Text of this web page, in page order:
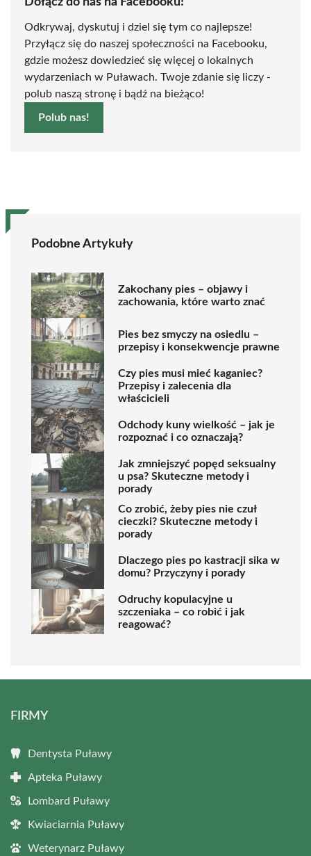
Odkrywaj, dyskutuj i dziel się tym co najlepsze!
Przyłącz się do naszej społeczności na Facebooku,
gdzie możesz dowiedzieć się więcej o lokalnych
wydarzeniach w Puławach. Twoje zdanie się liczy -
polub naszą stronę i bądź na bieżąco!
Polub nas!
Podobne Artykuły
Zakochany pies – objawy i
zachowania, które warto znać
Pies bez smyczy na osiedlu –
przepisy i konsekwencje prawne
Czy pies musi mieć kaganiec?
Przepisy i zalecenia dla
właścicieli
Odchody kuny wielkość – jak je
rozpoznać i co oznaczają?
Jak zmniejszyć popęd seksualny
u psa? Skuteczne metody i
porady
Co zrobić, żeby pies nie czuł
cieczki? Skuteczne metody i
porady
Dlaczego pies po kastracji sika w
domu? Przyczyny i porady
Odruchy kopulacyjne u
szczeniaka – co robić i jak
reagować?
FIRMY
Dentysta Puławy
Apteka Puławy
Lombard Puławy
Kwiaciarnia Puławy
Weterynarz Puławy